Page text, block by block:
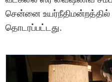
சென்னை
தொடரப்பட்டது.